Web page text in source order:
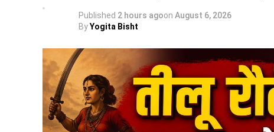
Published 2 hours agoon August 6, 2026
ByYogita Bisht